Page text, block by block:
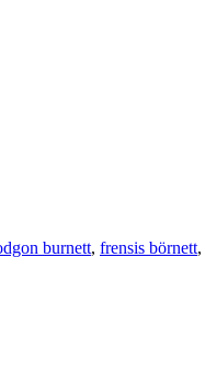
burnett, frensis börnett,